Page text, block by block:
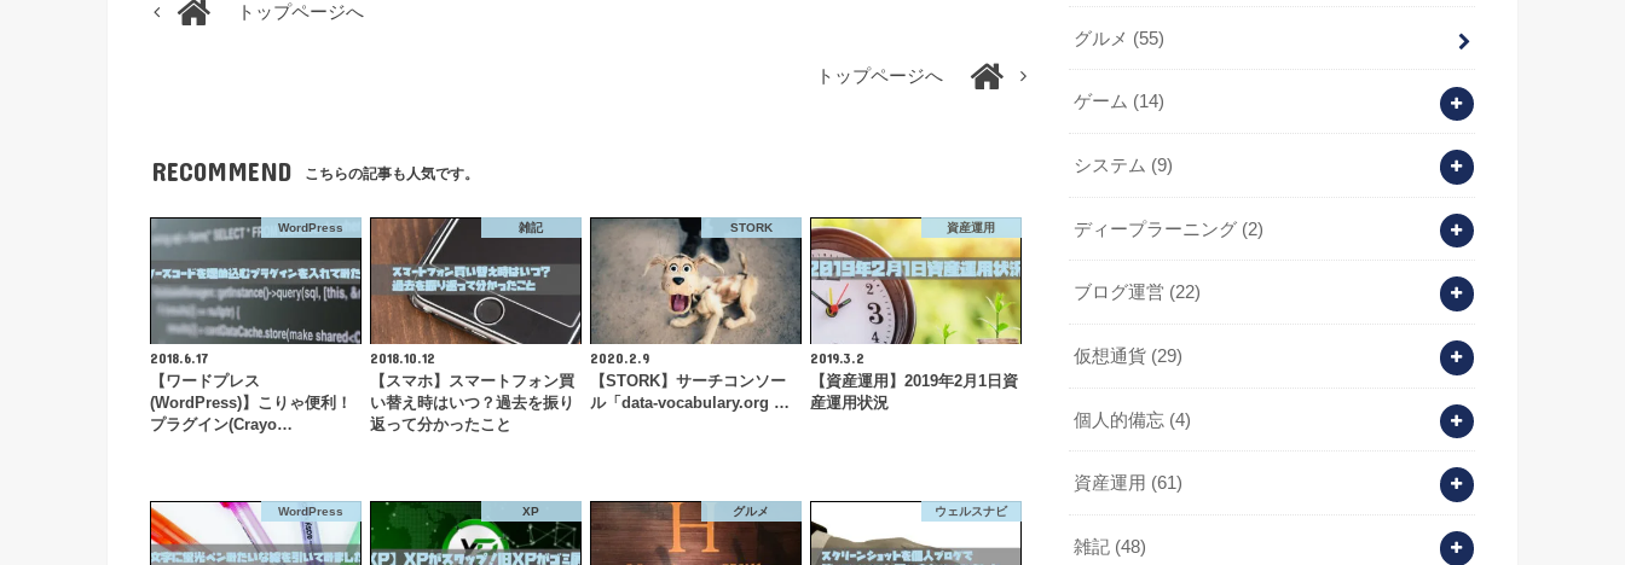
トップページへ
トップページへ
RECOMMEND こちらの記事も人気です。
WordPress
2018.6.17
【ワードプレス
(WordPress)】こりゃ便利！
プラグイン(Crayo…
雑記
2018.10.12
【スマホ】スマートフォン買
い替え時はいつ？過去を振り
返って分かったこと
STORK
2020.2.9
【STORK】サーチコンソー
ル「data-vocabulary.org …
資産運用
2019.3.2
【資産運用】2019年2月1日資
産運用状況
WordPress XP グルメ ウェルスナビ
グルメ (55)
ゲーム (14)
システム (9)
ディープラーニング (2)
ブログ運営 (22)
仮想通貨 (29)
個人的備忘 (4)
資産運用 (61)
雑記 (48)